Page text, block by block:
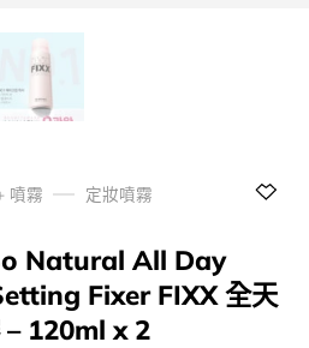
噴霧
定妝噴霧
Natural All Day
Fixer FIXX 全天
– 120ml x 2